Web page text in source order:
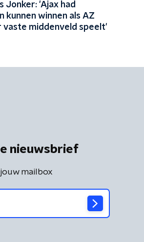
Jonker: 'Ajax had
kunnen winnen als AZ
vaste middenveld speelt'
nieuwsbrief
mailbox